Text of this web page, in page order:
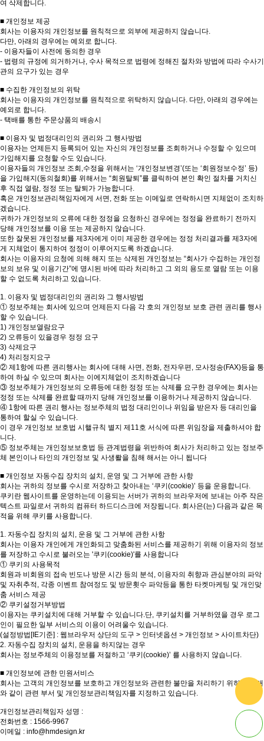
여 삭제합니다.
■ 개인정보 제공
회사는 이용자의 개인정보를 원칙적으로 외부에 제공하지 않습니다.
다만, 아래의 경우에는 예외로 합니다.
- 이용자들이 사전에 동의한 경우
- 법령의 규정에 의거하거나, 수사 목적으로 법령에 정해진 절차와 방법에 따라 수사기
관의 요구가 있는 경우
■ 수집한 개인정보의 위탁
회사는 이용자의 개인정보를 원칙적으로 위탁하지 않습니다. 다만, 아래의 경우에는
예외로 합니다.
- 택배를 통한 주문상품의 배송시
■ 이용자 및 법정대리인의 권리와 그 행사방법
이용자는 언제든지 등록되어 있는 자신의 개인정보를 조회하거나 수정할 수 있으며
가입해지를 요청할 수도 있습니다.
이용자들의 개인정보 조회,수정을 위해서는 ‘개인정보변경’(또는 ‘회원정보수정’ 등)
을 가입해지(동의철회)를 위해서는 “회원탈퇴”를 클릭하여 본인 확인 절차를 거치신
후 직접 열람, 정정 또는 탈퇴가 가능합니다.
혹은 개인정보관리책임자에게 서면, 전화 또는 이메일로 연락하시면 지체없이 조치하
겠습니다.
귀하가 개인정보의 오류에 대한 정정을 요청하신 경우에는 정정을 완료하기 전까지
당해 개인정보를 이용 또는 제공하지 않습니다.
또한 잘못된 개인정보를 제3자에게 이미 제공한 경우에는 정정 처리결과를 제3자에
게 지체없이 통지하여 정정이 이루어지도록 하겠습니다.
회사는 이용자의 요청에 의해 해지 또는 삭제된 개인정보는 “회사가 수집하는 개인정
보의 보유 및 이용기간”에 명시된 바에 따라 처리하고 그 외의 용도로 열람 또는 이용
할 수 없도록 처리하고 있습니다.
1. 이용자 및 법정대리인의 권리와 그 행사방법
① 정보주체는 회사에 있으며 언제든지 다음 각 호의 개인정보 보호 관련 권리를 행사
할 수 있습니다.
1) 개인정보열람요구
2) 오류등이 있을경우 정정 요구
3) 삭제요구
4) 처리정지요구
② 제1항에 따른 권리행사는 회사에 대해 사면, 전화, 전자우편, 모사정송(FAX)등을 통
하여 하실 수 있으며 회사는 이에지체없이 조치하겠습니다
③ 정보주체가 개인정보의 오류등에 대한 정정 또는 삭제를 요구한 경우에는 회사는
정정 또는 삭제를 완료할 때까지 당해 개인정보를 이용하거나 제공하지 않습니다.
④ 1항에 따른 권리 행사는 정보주체의 법정 대리인이나 위임을 받은자 등 대리인을
통하여 할실 수 있습니다.
이 경우 개인정보 보호법 시핼규칙 별지 제11호 서식에 따른 위임장을 제출하셔야 합
니다.
⑤ 정보주체는 개인정보보호법 등 관계법령을 위반하여 회사가 처리하고 있는 정보주
체 본인이나 타인의 개인정보 및 사생뢀을 침해 해서는 아니 됩니다
■ 개인정보 자동수집 장치의 설치, 운영 및 그 거부에 관한 사항
회사는 귀하의 정보를 수시로 저장하고 찾아내는 ‘쿠키(cookie)’ 등을 운용합니다.
쿠키란 웹사이트를 운영하는데 이용되는 서버가 귀하의 브라우저에 보내는 아주 작은
텍스트 파일로서 귀하의 컴퓨터 하드디스크에 저장됩니다. 회사은(는) 다음과 같은 목
적을 위해 쿠키를 사용합니다.
1. 자동수집 장치의 설치, 운용 및 그 거부에 관한 사항
회사는 이용자 개인에게 개인화되고 맞춤화된 서비스를 제공하기 위해 이용자의 정보
를 저장하고 수시로 불러오는 '쿠키(cookie)'를 사용합니다
① 쿠키의 사용목적
회원과 비회원의 접속 빈도나 방문 시간 등의 분석, 이용자의 취향과 관심분야의 파악
및 자취추적, 각종 이벤트 참여정도 및 방문횟수 파악등을 통한 타켓마케팅 및 개인맞
춤 서비스 제공
② 쿠키설정거부방법
이용자는 쿠키설치에 대해 거부할 수 있습니다.단, 쿠키설치를 거부하였을 경우 로그
인이 필요한 일부 서비스의 이용이 어려울수 있습니다.
(설정방법[IE기준] : 웹브라우저 상단의 도구 > 인터넷옵션 > 개인정보 > 사이트차단)
2. 자동수집 장치의 설치, 운용을 하지않는 경우
회사는 정보주체의 이용정보를 저절하고 ‘쿠키(cookie)’ 를 사용하지 않습니다.
■ 개인정보에 관한 민원서비스
회사는 고객의 개인정보를 보호하고 개인정보와 관련한 불만을 처리하기 위하여 아래
와 같이 관련 부서 및 개인정보관리책임자를 지정하고 있습니다.
개인정보관리책임자 성명 :
전화번호 : 1566-9967
이메일 : info@hmdesign.kr